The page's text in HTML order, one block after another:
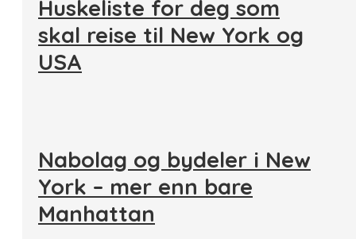
Huskeliste for deg som
skal reise til New York og
USA
Nabolag og bydeler i New
York – mer enn bare
Manhattan